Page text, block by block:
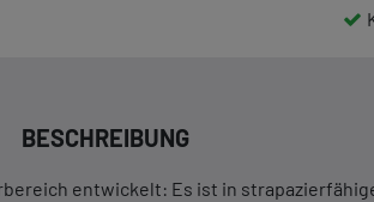
BESCHREIBUNG
entwickelt: Es ist in